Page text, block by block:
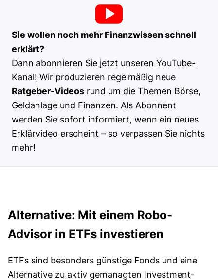
Sie wollen noch mehr Finanzwissen schnell
erklärt?
Dann abonnieren Sie jetzt unseren YouTube-
Kanal! Wir produzieren regelmäßig neue
Ratgeber-Videos rund um die Themen Börse,
Geldanlage und Finanzen. Als Abonnent
werden Sie sofort informiert, wenn ein neues
Erklärvideo erscheint – so verpassen Sie nichts
mehr!
Alternative: Mit einem Robo-
Advisor in ETFs investieren
ETFs sind besonders günstige Fonds und eine
Alternative zu aktiv gemanagten Investment­